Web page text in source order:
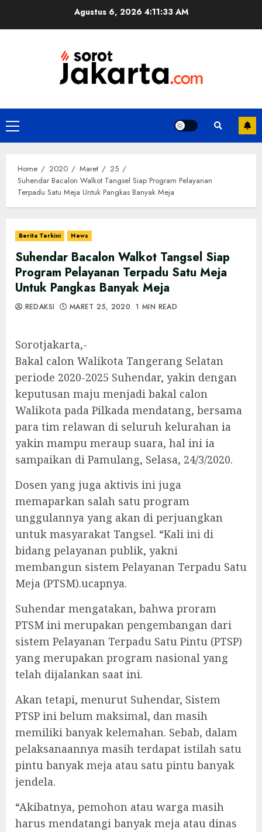
Agustus 6, 2026 4:11:34 AM
Primary
Menu
Home 2020 Maret
25
Suhendar Bacalon Walkot Tangsel Siap Program Pelayanan
Terpadu Satu Meja Untuk Pangkas Banyak Meja
Berita Terkini News
Suhendar Bacalon Walkot Tangsel Siap
Program Pelayanan Terpadu Satu Meja
Untuk Pangkas Banyak Meja
REDAKSI MARET 25, 2020 1 MIN READ
Sorotjakarta,-
Bakal calon Walikota Tangerang Selatan
periode 2020-2025 Suhendar, yakin dengan
keputusan maju menjadi bakal calon
Walikota pada Pilkada mendatang, bersama
para tim relawan di seluruh kelurahan ia
yakin mampu meraup suara, hal ini ia
sampaikan di Pamulang, Selasa, 24/3/2020.
Dosen yang juga aktivis ini juga
memaparkan salah satu program
unggulannya yang akan di perjuangkan
untuk masyarakat Tangsel. “Kali ini di
bidang pelayanan publik, yakni
membangun sistem Pelayanan Terpadu Satu
Meja (PTSM).ucapnya.
Suhendar mengatakan, bahwa proram
PTSM ini merupakan pengembangan dari
sistem Pelayanan Terpadu Satu Pintu (PTSP)
yang merupakan program nasional yang
telah dijalankan saat ini.
Akan tetapi, menurut Suhendar, Sistem
PTSP ini belum maksimal, dan masih
memiliki banyak kelemahan. Sebab, dalam
pelaksanaannya masih terdapat istilah satu
pintu banyak meja atau satu pintu banyak
jendela.
“Akibatnya, pemohon atau warga masih
harus mendatangi banyak meja atau dinas